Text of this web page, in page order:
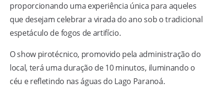
proporcionando uma experiência única para aqueles
que desejam celebrar a virada do ano sob o tradicional
espetáculo de fogos de artifício.
O show pirotécnico, promovido pela administração do
local, terá uma duração de 10 minutos, iluminando o
céu e refletindo nas águas do Lago Paranoá.